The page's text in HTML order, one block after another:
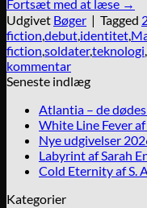
Fortsæt med at læse →
Udgivet Bøger | Tagged
fiction,debut,identitet,
fiction,soldater,teknologi,
kommentar
Seneste indlæg
Atlantia – de
White Line Fever af
Nye udgivelser
Labyrint af Sarah
Cold Eternity af S.
Kategorier